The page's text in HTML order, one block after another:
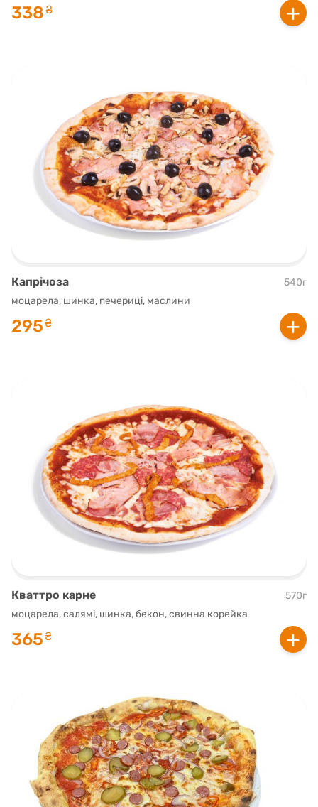
338₴ +
Капрічоза
540г
моцарела, шинка, печериці, маслини
295₴ +
Кваттро карне
570г
моцарела, салямі, шинка, бекон, свинна корейка
365₴ +